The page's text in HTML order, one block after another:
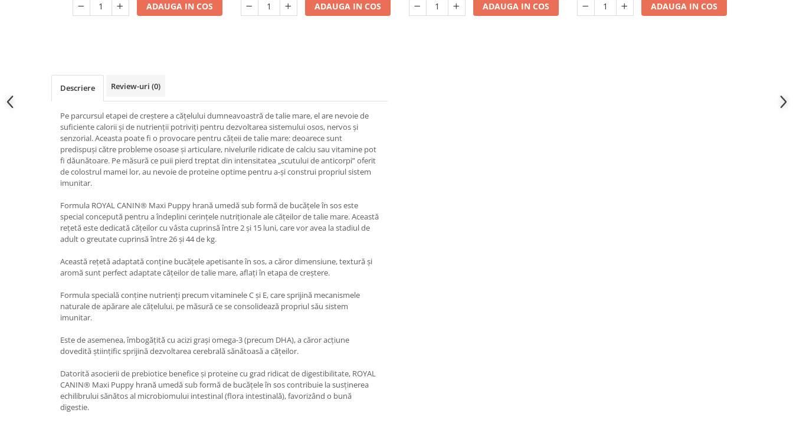
ADAUGA IN COS ADAUGA IN COS ADAUGA IN COS ADAUGA IN COS
Descriere Review-uri (0)
Pe parcursul etapei de creștere a cățelului dumneavoastră de talie mare, el are nevoie de
suficiente calorii și de nutrienții potriviți pentru dezvoltarea sistemului osos, nervos și
senzorial. Aceasta poate fi o provocare pentru cățeii de talie mare: deoarece sunt
predispuși către probleme osoase și articulare, nivelurile ridicate de calciu sau vitamine pot
fi dăunătoare. Pe măsură ce puii pierd treptat din intensitatea „scutului de anticorpi” oferit
de colostrul mamei lor, au nevoie de proteine optime pentru a-și construi propriul sistem
imunitar.
Formula ROYAL CANIN® Maxi Puppy hrană umedă sub formă de bucățele în sos este
special concepută pentru a îndeplini cerințele nutriționale ale cățeilor de talie mare. Această
rețetă este dedicată cățeilor cu vâsta cuprinsă între 2 și 15 luni, care vor avea la stadiul de
adult o greutate cuprinsă între 26 și 44 de kg.
Această rețetă adaptată conține bucățele apetisante în sos, a căror dimensiune, textură și
aromă sunt perfect adaptate cățeilor de talie mare, aflați în etapa de creștere.
Formula specială conține nutrienți precum vitaminele C și E, care sprijină mecanismele
naturale de apărare ale cățelului, pe măsură ce se consolidează propriul său sistem
imunitar.
Este de asemenea, îmbogățită cu acizi grași omega-3 (precum DHA), a căror acțiune
dovedită științific sprijină dezvoltarea cerebrală sănătoasă a cățeilor.
Datorită asocierii de prebiotice benefice și proteine cu grad ridicat de digestibilitate, ROYAL
CANIN® Maxi Puppy hrană umedă sub formă de bucățele în sos contribuie la susținerea
echilibrului sănătos al microbiomului intestinal (flora intestinală), favorizând o bună
digestie.